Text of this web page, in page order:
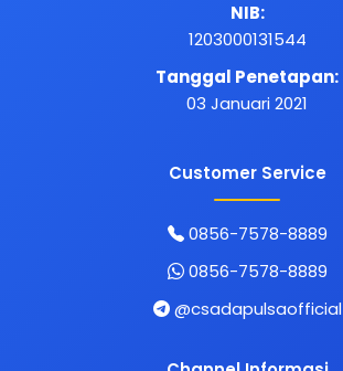
NIB:
1203000131544
Tanggal Penetapan:
03 Januari 2021
Customer Service
0856-7578-8889
0856-7578-8889
@csadapulsaofficial